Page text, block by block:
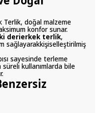
Terlik, doğal malzeme
konfor sunar.
derierkek terlik,
sağlayarakkişiselleştirilmiş
sayesinde terleme
kullanımlarda bile